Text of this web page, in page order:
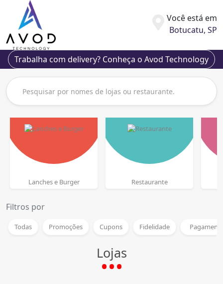
Você está em
Botucatu, SP
Trabalha com delivery? Conheça o Avod Technology
Lanches e Burger Restaurante
Filtros por
Todas Promoções Cupons Fidelidade
Lojas